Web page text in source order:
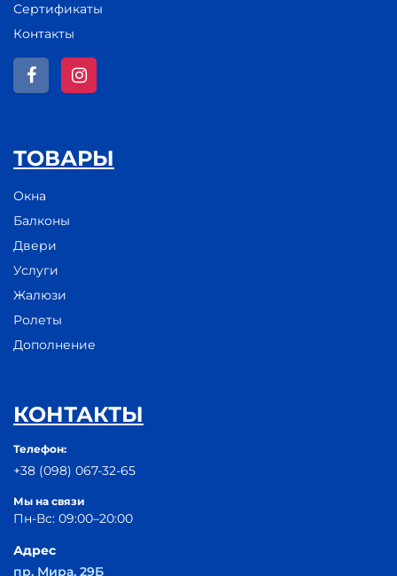
Сертификаты
Контакты
ТОВАРЫ
Окна
Балконы
Двери
Услуги
Жалюзи
Ролеты
Дополнение
КОНТАКТЫ
Телефон:
+38 (098) 067-32-65
Мы на связи
Пн-Вс: 09:00–20:00
Адрес
пр. Мира, 29Б